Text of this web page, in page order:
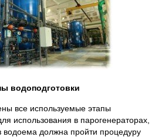
водоподготовки
все используемые этапы
использования в парогенераторах,
водоема должна пройти процедуру